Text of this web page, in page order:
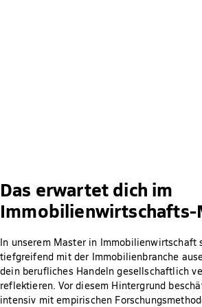
Das erwartet dich im
Immobilienwirtschafts-
In unserem Master in Immobilienwirtschaft
tiefgreifend mit der Immobilienbranche
dein berufliches Handeln gesellschaftlich
reflektieren. Vor diesem Hintergrund
intensiv mit empirischen